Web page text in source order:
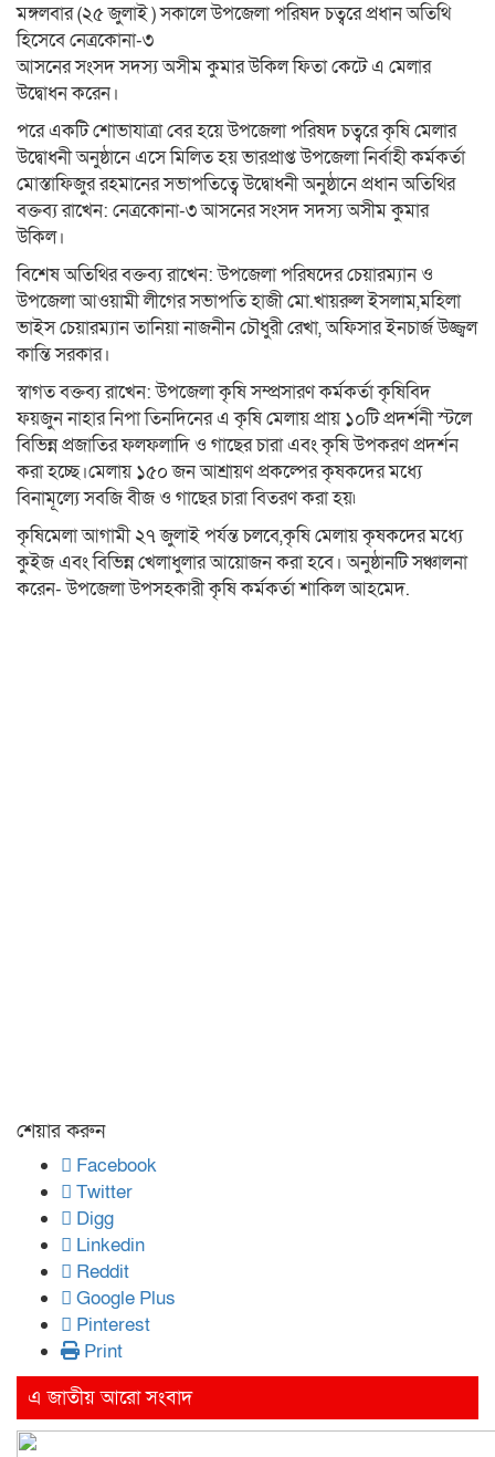
মঙ্গলবার (২৫ জুলাই ) সকালে উপজেলা পরিষদ চত্বরে প্রধান অতিথি
হিসেবে নেত্রকোনা-৩
আসনের সংসদ সদস্য অসীম কুমার উকিল ফিতা কেটে এ মেলার
উদ্বোধন করেন।
পরে একটি শোভাযাত্রা বের হয়ে উপজেলা পরিষদ চত্বরে কৃষি মেলার
উদ্বোধনী অনুষ্ঠানে এসে মিলিত হয় ভারপ্রাপ্ত উপজেলা নির্বাহী কর্মকর্তা
মোস্তাফিজুর রহমানের সভাপতিত্বে উদ্বোধনী অনুষ্ঠানে প্রধান অতিথির
বক্তব্য রাখেন: নেত্রকোনা-৩ আসনের সংসদ সদস্য অসীম কুমার
উকিল।
বিশেষ অতিথির বক্তব্য রাখেন: উপজেলা পরিষদের চেয়ারম্যান ও
উপজেলা আওয়ামী লীগের সভাপতি হাজী মো.খায়রুল ইসলাম,মহিলা
ভাইস চেয়ারম্যান তানিয়া নাজনীন চৌধুরী রেখা, অফিসার ইনচার্জ উজ্জ্বল
কান্তি সরকার।
স্বাগত বক্তব্য রাখেন: উপজেলা কৃষি সম্প্রসারণ কর্মকর্তা কৃষিবিদ
ফয়জুন নাহার নিপা তিনদিনের এ কৃষি মেলায় প্রায় ১০টি প্রদর্শনী স্টলে
বিভিন্ন প্রজাতির ফলফলাদি ও গাছের চারা এবং কৃষি উপকরণ প্রদর্শন
করা হচ্ছে।মেলায় ১৫০ জন আশ্রায়ণ প্রকল্পের কৃষকদের মধ্যে
বিনামূল্যে সবজি বীজ ও গাছের চারা বিতরণ করা হয়৷
কৃষিমেলা আগামী ২৭ জুলাই পর্যন্ত চলবে,কৃষি মেলায় কৃষকদের মধ্যে
কুইজ এবং বিভিন্ন খেলাধুলার আয়োজন করা হবে। অনুষ্ঠানটি সঞ্চালনা
করেন- উপজেলা উপসহকারী কৃষি কর্মকর্তা শাকিল আহমেদ.
শেয়ার করুন
Facebook
Twitter
Digg
Linkedin
Reddit
Google Plus
Pinterest
Print
এ জাতীয় আরো সংবাদ